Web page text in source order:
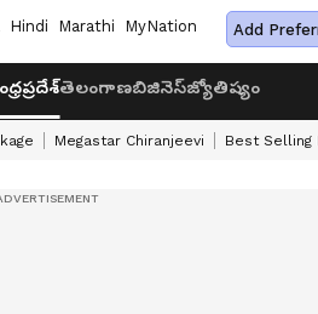
Hindi Marathi MyNation Add
తెలంగాణబిజినెస్జ్యోతిష్యం
Megastar Chiranjeevi Best Selling